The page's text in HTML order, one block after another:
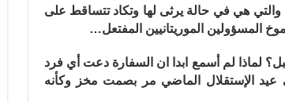
والتي هي في حالة يرثى لها وتكاد تتساقط على
المسؤولين الموريتانيين المفتعل…
لماذا لم أسمع ابدا ان السفارة دعت أي فرد
الإستقلال الماضي مر بصمت مخز وكأنه